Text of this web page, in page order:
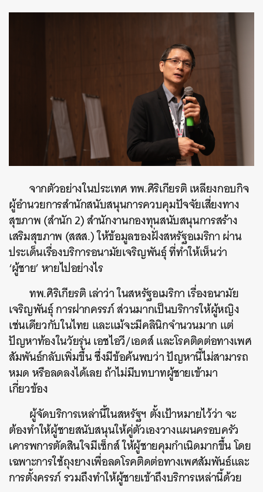
จากตัวอย่างในประเทศ ทพ.ศิริเกียรติ เหลียงกอบกิจ
ผู้อํานวยการสํานักสนับสนุนการควบคุมปัจจัยเสี่ยงทาง
สุขภาพ (สำนัก 2) สํานักงานกองทุนสนับสนุนการสร้าง
เสริมสุขภาพ (สสส.) ให้ข้อมูลของฝั่งสหรัฐอเมริกา ผ่าน
ประเด็นเรื่องบริการอนามัยเจริญพันธุ์ ที่ทำให้เห็นว่า
‘ผู้ชาย’ หายไปอย่างไร
ทพ.ศิริเกียรติ เล่าว่า ในสหรัฐอเมริกา เรื่องอนามัย
เจริญพันธุ์ การฝากครรภ์ ส่วนมากเป็นบริการให้ผู้หญิง
เช่นเดียวกับในไทย และแม้จะมีคลินิกจำนวนมาก แต่
ปัญหาท้องในวัยรุ่น เอชไอวี/เอดส์ และโรคติดต่อทางเพศ
สัมพันธ์กลับเพิ่มขึ้น ซึ่งมีข้อค้นพบว่า ปัญหานี้ไม่สามารถ
หมด หรือลดลงได้เลย ถ้าไม่มีบทบาทผู้ชายเข้ามา
เกี่ยวข้อง
ผู้จัดบริการเหล่านี้ในสหรัฐฯ ตั้งเป้าหมายไว้ว่า จะ
ต้องทำให้ผู้ชายสนับสนุนให้คู่ตัวเองวางแผนครอบครัว
เคารพการตัดสินใจมีเซ็กส์ ให้ผู้ชายคุมกำเนิดมากขึ้น โดย
เฉพาะการใช้ถุงยางเพื่อลดโรคติดต่อทางเพศสัมพันธ์และ
การตั้งครรภ์ รวมถึงทำให้ผู้ชายเข้าถึงบริการเหล่านี้ด้วย
ค้นหา
SHARE TWEET LINE EMAIL